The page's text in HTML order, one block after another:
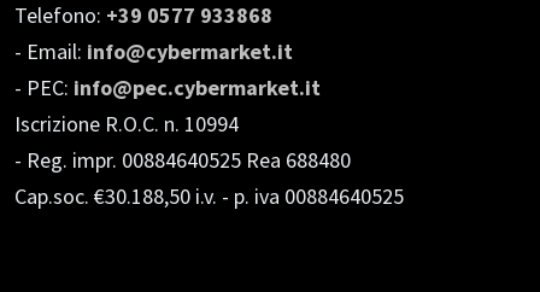
Telefono: +39 0577 933868
- Email: info@cybermarket.it
- PEC: info@pec.cybermarket.it
Iscrizione R.O.C. n. 10994
- Reg. impr. 00884640525 Rea 688480
Cap.soc. €30.188,50 i.v. - p. iva 00884640525